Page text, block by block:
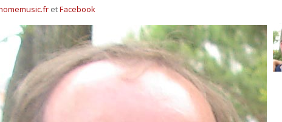
etFacebook